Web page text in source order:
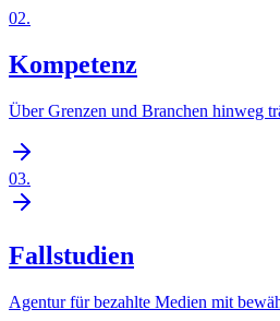
02.
Kompetenz
Über Grenzen und Branchen hinweg
03.
Fallstudien
Agentur für bezahlte Medien mit